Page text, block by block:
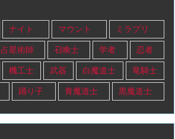
ナイト マウント ミラプリ
占星術師 召喚士 学者 忍者
機工士 武器 白魔道士 竜騎士
踊り子 青魔道士 黒魔道士